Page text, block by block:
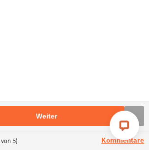
von 5) Kommentare
Weiter